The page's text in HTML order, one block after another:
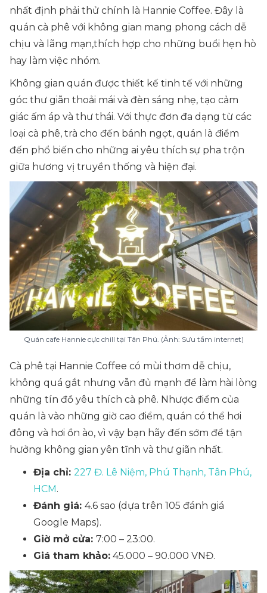
nhất định phải thử chính là Hannie Coffee. Đây là
quán cà phê với không gian mang phong cách dễ
chịu và lãng mạn,thích hợp cho những buổi hẹn hò
hay làm việc nhóm.
Không gian quán được thiết kế tinh tế với những
góc thư giãn thoải mái và đèn sáng nhẹ, tạo cảm
giác ấm áp và thư thái. Với thực đơn đa dạng từ các
loại cà phê, trà cho đến bánh ngọt, quán là điểm
đến phổ biến cho những ai yêu thích sự pha trộn
giữa hương vị truyền thống và hiện đại.
Quán cafe Hannie cực chill tại Tân Phú. (Ảnh: Sưu tầm internet)
Cà phê tại Hannie Coffee có mùi thơm dễ chịu,
không quá gắt nhưng vẫn đủ mạnh để làm hài lòng
những tín đồ yêu thích cà phê. Nhược điểm của
quán là vào những giờ cao điểm, quán có thể hơi
đông và hơi ồn ào, vì vậy bạn hãy đến sớm để tận
hưởng không gian yên tĩnh và thư giãn nhất.
Địa chỉ: 227 Đ. Lê Niệm, Phú Thạnh, Tân Phú,
HCM.
Đánh giá: 4.6 sao (dựa trên 105 đánh giá
Google Maps).
Giờ mở cửa: 7:00 – 23:00.
Giá tham khảo: 45.000 – 90.000 VNĐ.